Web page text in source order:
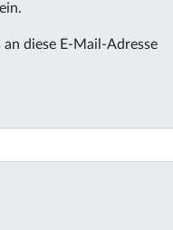
diese E-Mail-Adresse